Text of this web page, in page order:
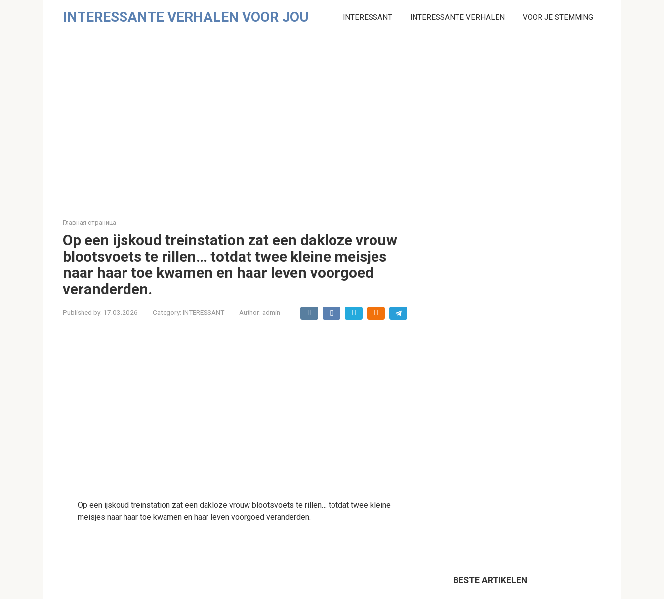
INTERESSANTE VERHALEN VOOR JOU INTERESSANT INTERESSANTE VERHALEN VOOR JE STEMMING
Главная страница
Op een ijskoud treinstation zat een dakloze vrouw
blootsvoets te rillen… totdat twee kleine meisjes
naar haar toe kwamen en haar leven voorgoed
veranderden.
Published by: 17.03.2026 Category: INTERESSANT Author: admin
Op een ijskoud treinstation zat een dakloze vrouw blootsvoets te rillen… totdat twee kleine
meisjes naar haar toe kwamen en haar leven voorgoed veranderden.
BESTE ARTIKELEN